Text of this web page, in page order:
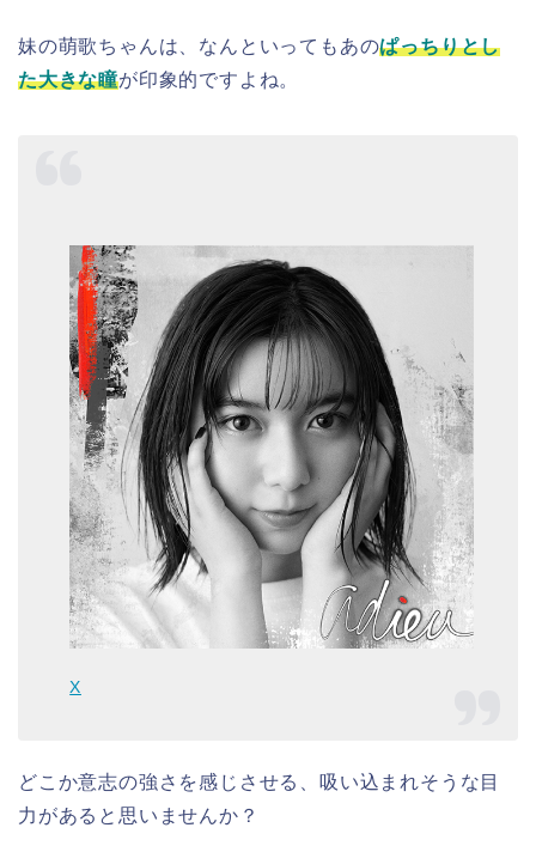
妹の萌歌ちゃんは、なんといってもあのぱっちりとし
た大きな瞳が印象的ですよね。
X
どこか意志の強さを感じさせる、吸い込まれそうな目
力があると思いませんか？